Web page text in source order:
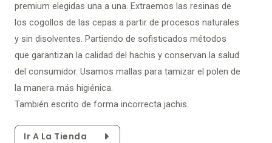
premium elegidas una a una. Extraemos las resinas de
los cogollos de las cepas a partir de procesos naturales
y sin disolventes. Partiendo de sofisticados métodos
que garantizan la calidad del hachis y conservan la salud
del consumidor. Usamos mallas para tamizar el polen de
la manera más higiénica.
También escrito de forma incorrecta jachis.
Ir A La Tienda